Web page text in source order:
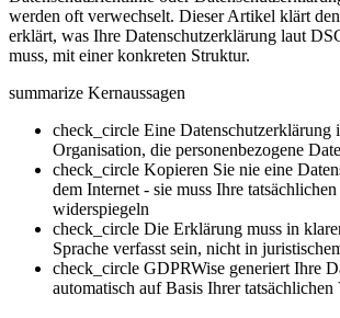
werden oft verwechselt. Dieser Artikel klärt
erklärt, was Ihre Datenschutzerklärung laut
muss, mit einer konkreten Struktur.
summarize Kernaussagen
check_circle Eine Datenschutzerklärung
Organisation, die personenbezogene
check_circle Kopieren Sie nie eine
dem Internet - sie muss Ihre
widerspiegeln
check_circle Die Erklärung muss in
Sprache verfasst sein, nicht in
check_circle GDPRWise generiert Ihre
automatisch auf Basis Ihrer tatsächlichen